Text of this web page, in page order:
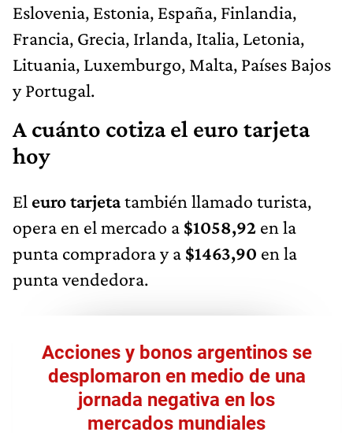
Eslovenia, Estonia, España, Finlandia,
Francia, Grecia, Irlanda, Italia, Letonia,
Lituania, Luxemburgo, Malta, Países Bajos
y Portugal.
A cuánto cotiza el euro tarjeta
hoy
El euro tarjetatambién llamado turista,
opera en el mercado a $1058,92 en la
punta compradora y a $1463,90 en la
punta vendedora.
Acciones y bonos argentinos se
desplomaron en medio de una
jornada negativa en los
mercados mundiales